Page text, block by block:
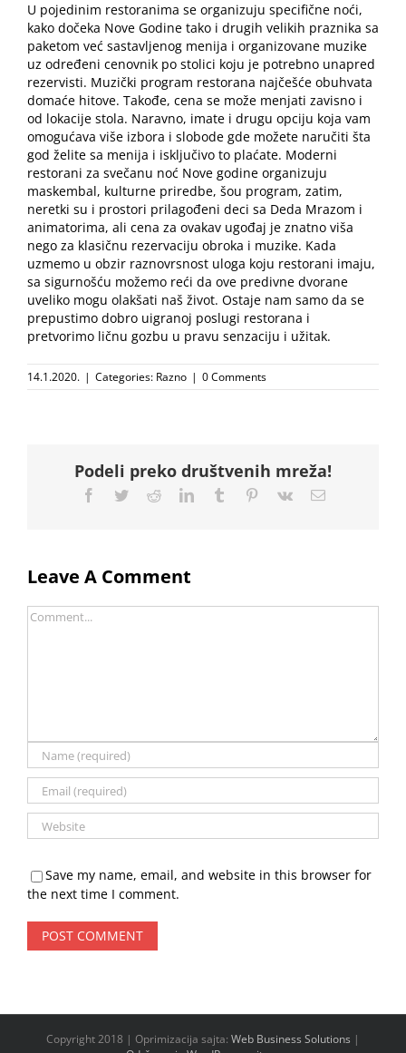
U pojedinim restoranima se organizuju specifične noći,
kako dočeka Nove Godine tako i drugih velikih praznika sa
paketom već sastavljenog menija i organizovane muzike
uz određeni cenovnik po stolici koju je potrebno unapred
rezervisti. Muzički program restorana najčešće obuhvata
domaće hitove. Takođe, cena se može menjati zavisno i
od lokacije stola. Naravno, imate i drugu opciju koja vam
omogućava više izbora i slobode gde možete naručiti šta
god želite sa menija i isključivo to plaćate. Moderni
restorani za svečanu noć Nove godine organizuju
maskembal, kulturne priredbe, šou program, zatim,
neretki su i prostori prilagođeni deci sa Deda Mrazom i
animatorima, ali cena za ovakav ugođaj je znatno viša
nego za klasičnu rezervaciju obroka i muzike. Kada
uzmemo u obzir raznovrsnost uloga koju restorani imaju,
sa sigurnošću možemo reći da ove predivne dvorane
uveliko mogu olakšati naš život. Ostaje nam samo da se
prepustimo dobro uigranoj poslugi restorana i
pretvorimo ličnu gozbu u pravu senzaciju i užitak.
14.1.2020. | Categories: Razno | 0 Comments
Podeli preko društvenih mreža!
Facebook
TwitterRedditLinkedInTumblr Pinterest
Vk Email
Leave A Comment
Comment
Save my name, email, and website in this browser for
the next time I comment.
Copyright 2018 | Oprimizacija sajta: Web Business Solutions |